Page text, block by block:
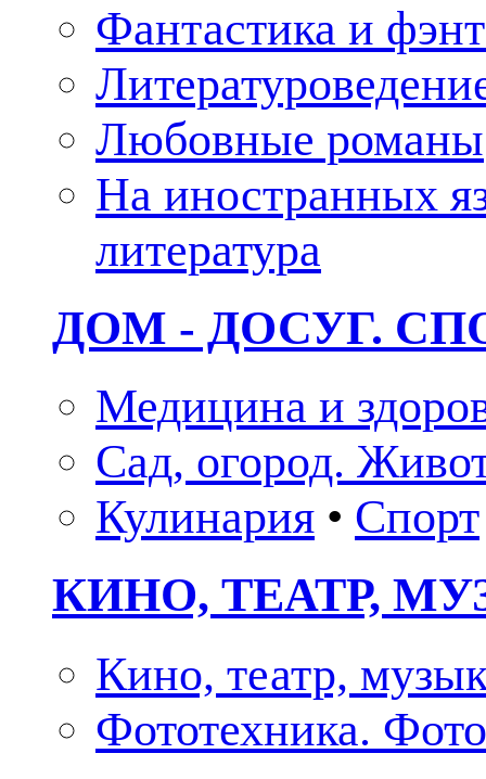
Фантастика и
Любовные романы
На иностранных
литература
ДОМ - ДОСУГ.
Медицина и
Сад, огород.
Кулинария • Спорт
КИНО, ТЕАТР,
Кино, театр,
Фототехника.